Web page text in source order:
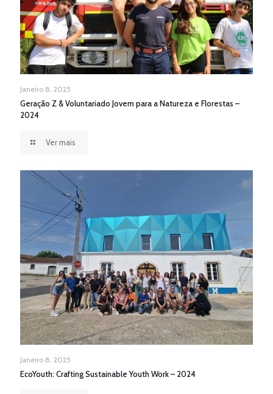
Janeiro 8, 2025
Geração Z & Voluntariado Jovem para a Natureza e Florestas –
2024
Ver mais
Janeiro 8, 2025
EcoYouth: Crafting Sustainable Youth Work – 2024